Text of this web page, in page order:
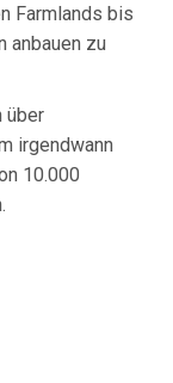
Farmlands bis
anbauen zu
über
irgendwann
10.000